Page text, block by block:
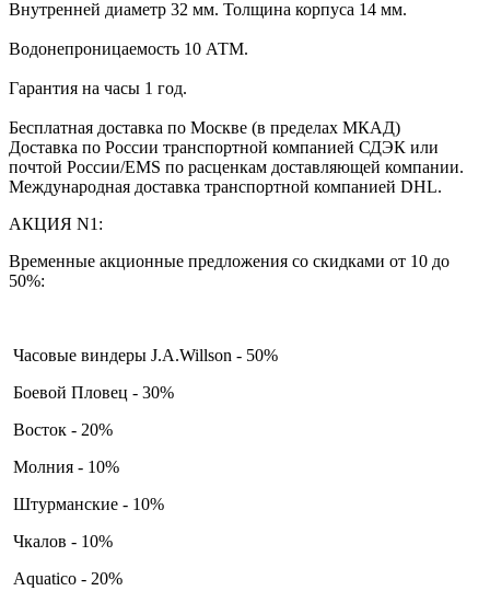
Внутренней диаметр 32 мм. Толщина корпуса 14 мм.
Водонепроницаемость 10 АТМ.
Гарантия на часы 1 год.
Бесплатная доставка по Москве (в пределах МКАД)
Доставка по России транспортной компанией СДЭК или
почтой России/EMS по расценкам доставляющей компании.
Международная доставка транспортной компанией DHL.
АКЦИЯ N1:
Временные акционные предложения со скидками от 10 до
50%:
Часовые виндеры J.A.Willson - 50%
Боевой Пловец - 30%
Восток - 20%
Молния - 10%
Штурманские - 10%
Чкалов - 10%
Aquatico - 20%